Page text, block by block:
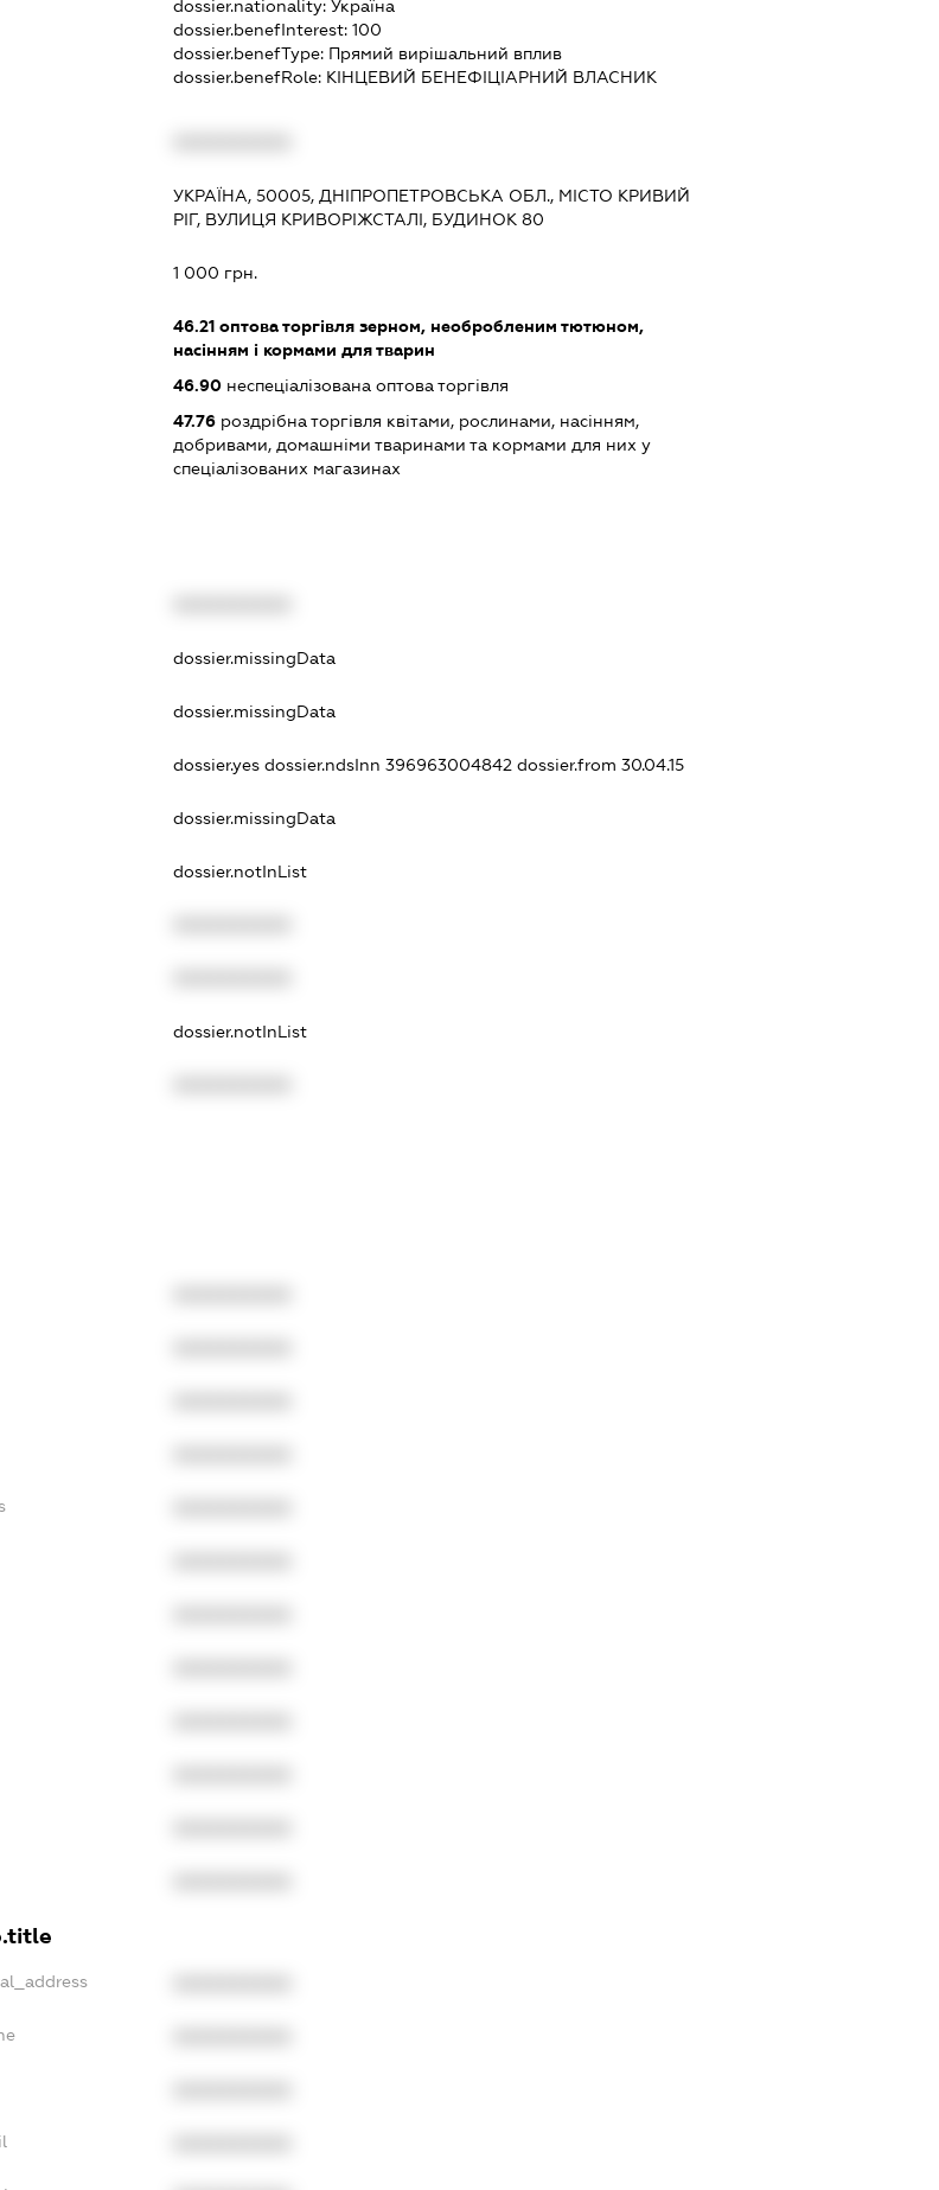
dossier.nationality: Україна
dossier.benefInterest: 100
dossier.benefType: Прямий вирішальний вплив
dossier.benefRole: КІНЦЕВИЙ БЕНЕФІЦІАРНИЙ ВЛАСНИК
УКРАЇНА, 50005, ДНІПРОПЕТРОВСЬКА ОБЛ., МІСТО КРИВИЙ
РІГ, ВУЛИЦЯ КРИВОРІЖСТАЛІ, БУДИНОК 80
1 000 грн.
46.21оптова торгівля зерном, необробленим тютюном,
насінням і кормами для тварин
46.90неспеціалізована оптова торгівля
47.76роздрібна торгівля квітами, рослинами, насінням,
добривами, домашніми тваринами та кормами для них у
спеціалізованих магазинах
dossier.missingData
dossier.missingData
dossier.yes dossier.ndsInn 396963004842 dossier.from 30.04.15
dossier.missingData
dossier.notInList
dossier.notInList